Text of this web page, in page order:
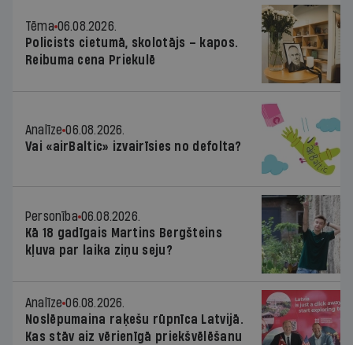
Tēma 06.08.2026.
Policists cietumā, skolotājs – kapos.
Reibuma cena Priekulē
Analīze 06.08.2026.
Vai «airBaltic» izvairīsies no defolta?
Personība 06.08.2026.
Kā 18 gadīgais Martins Bergšteins
kļuva par laika ziņu seju?
Analīze 06.08.2026.
Noslēpumaina raķešu rūpnīca Latvijā.
Kas stāv aiz vērienīgā priekšvēlēšanu